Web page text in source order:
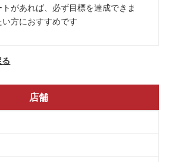
があれば、必ず目標を達成できま
方におすすめです
店舗